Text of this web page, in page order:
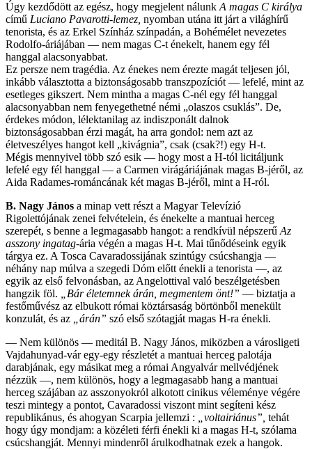
Úgy kezdődött az egész, hogy megjelent nálunk A magas C királya
című Luciano Pavarotti-lemez, nyomban utána itt járt a világhírű
tenorista, és az Erkel Színház színpadán, a Bohémélet nevezetes
Rodolfo-áriájában — nem magas C-t énekelt, hanem egy fél
hanggal alacsonyabbat.
Ez persze nem tragédia. Az énekes nem érezte magát teljesen jól,
inkább választotta a biztonságosabb transzpozíciót — lefelé, mint az
esetleges gikszert. Nem mintha a magas C-nél egy fél hanggal
alacsonyabban nem fenyegethetné némi „olaszos csuklás”. De,
érdekes módon, lélektanilag az indiszponált dalnok
biztonságosabban érzi magát, ha arra gondol: nem azt az
életveszélyes hangot kell „kivágnia”, csak (csak?!) egy H-t.
Mégis mennyivel több szó esik — hogy most a H-tól licitáljunk
lefelé egy fél hanggal — a Carmen virágáriájának magas B-jéről, az
Aida Radames-románcának két magas B-jéről, mint a H-ról.
B. Nagy János a minap vett részt a Magyar Televízió
Rigolettójának zenei felvételein, és énekelte a mantuai herceg
szerepét, s benne a legmagasabb hangot: a rendkívül népszerű Az
asszony ingatag-ária végén a magas H-t. Mai tűnődéseink egyik
tárgya ez. A Tosca Cavaradossijának szintúgy csúcshangja —
néhány nap múlva a szegedi Dóm előtt énekli a tenorista —, az
egyik az első felvonásban, az Angelottival való beszélgetésben
hangzik föl.
„Bár életemnek árán, megmentem önt!” — biztatja a
festőművész az elbukott római köztársaság börtönből menekült
konzulát, és az
„árán” szó első szótagját magas H-ra énekli.
— Nem különös — meditál B. Nagy János, miközben a városligeti
Vajdahunyad-vár egy-egy részletét a mantuai herceg palotája
darabjának, egy másikat meg a római Angyalvár mellvédjének
nézzük —, nem különös, hogy a legmagasabb hang a mantuai
herceg szájában az asszonyokról alkotott cinikus véleménye végére
teszi mintegy a pontot, Cavaradossi viszont mint segíteni kész
republikánus, és ahogyan Scarpia jellemzi :
„voltairiánus”, tehát
hogy úgy mondjam: a közéleti férfi énekli ki a magas H-t, szólama
csúcshangját. Mennyi mindenről árulkodhatnak ezek a hangok.